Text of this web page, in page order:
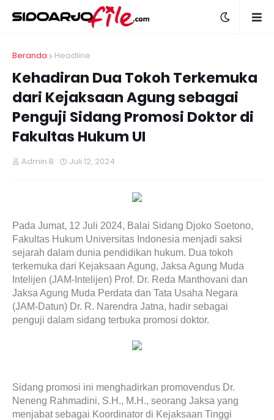
Beranda Headline
Kehadiran Dua Tokoh Terkemuka
dari Kejaksaan Agung sebagai
Penguji Sidang Promosi Doktor di
Fakultas Hukum UI
Admin B Juli 12, 2024
Pada Jumat, 12 Juli 2024, Balai Sidang Djoko Soetono,
Fakultas Hukum Universitas Indonesia menjadi saksi
sejarah dalam dunia pendidikan hukum. Dua tokoh
terkemuka dari Kejaksaan Agung, Jaksa Agung Muda
Intelijen (JAM-Intelijen) Prof. Dr. Reda Manthovani dan
Jaksa Agung Muda Perdata dan Tata Usaha Negara
(JAM-Datun) Dr. R. Narendra Jatna, hadir sebagai
penguji dalam sidang terbuka promosi doktor.
Sidang promosi ini menghadirkan promovendus Dr.
Neneng Rahmadini, S.H., M.H., seorang Jaksa yang
menjabat sebagai Koordinator di Kejaksaan Tinggi